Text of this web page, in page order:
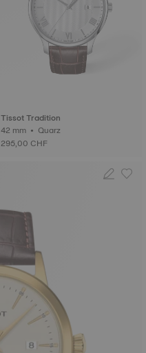
Tissot Tradition
42 mm • Quarz
295,00 CHF